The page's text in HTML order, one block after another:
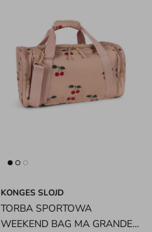
KONGES SLOJD
TORBA SPORTOWA
WEEKEND BAG MA GRANDE